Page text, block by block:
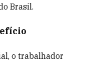
Brasil.
o trabalhador